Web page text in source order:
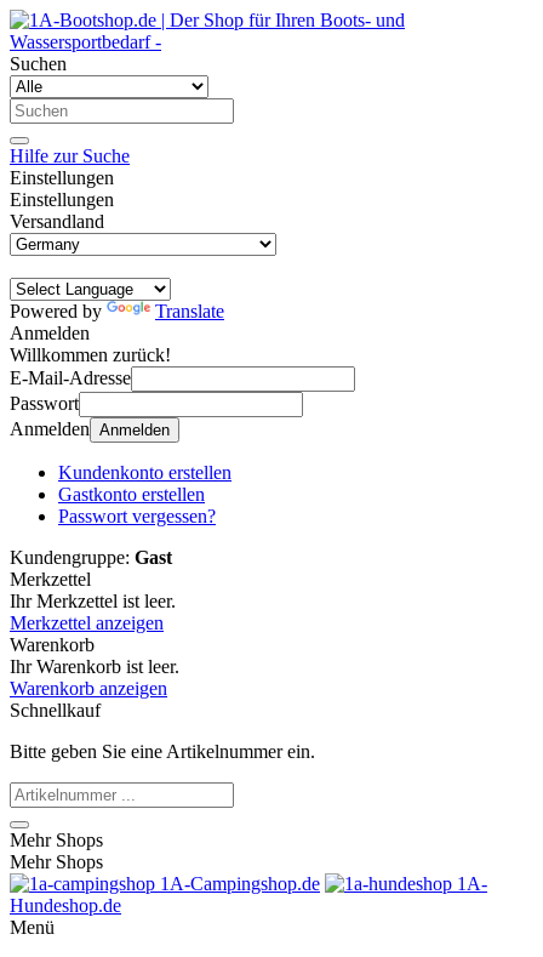
Suchen
Hilfe zur Suche
Einstellungen
Einstellungen
Versandland
Powered by
Translate
Anmelden
Willkommen zurück!
E-Mail-Adresse
Passwort
Anmelden Anmelden
Kundenkonto erstellen
Gastkonto erstellen
Passwort vergessen?
Kundengruppe: Gast
Merkzettel
Ihr Merkzettel ist leer.
Merkzettel anzeigen
Warenkorb
Ihr Warenkorb ist leer.
Warenkorb anzeigen
Schnellkauf
Bitte geben Sie eine Artikelnummer ein.
Mehr Shops
Mehr Shops
1A-Campingshop.de
1A-
Hundeshop.de
Menü